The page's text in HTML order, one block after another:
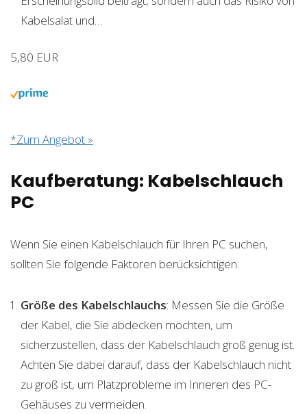
Kabelsalat und…
5,80 EUR
*Zum Angebot »
Kaufberatung: Kabelschlauch
PC
Wenn Sie einen Kabelschlauch für Ihren PC suchen,
sollten Sie folgende Faktoren berücksichtigen:
Größe des Kabelschlauchs: Messen Sie die Größe
der Kabel, die Sie abdecken möchten, um
sicherzustellen, dass der Kabelschlauch groß genug ist.
Achten Sie dabei darauf, dass der Kabelschlauch nicht
zu groß ist, um Platzprobleme im Inneren des PC-
Gehäuses zu vermeiden.